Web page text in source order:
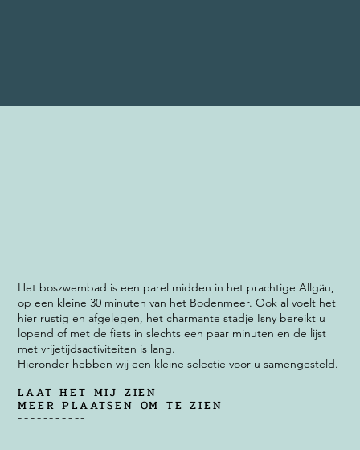
Het boszwembad is een parel midden in het prachtige Allgäu,
op een kleine 30 minuten van het Bodenmeer. Ook al voelt het
hier rustig en afgelegen, het charmante stadje Isny bereikt u
lopend of met de fiets in slechts een paar minuten en de lijst
met vrijetijdsactiviteiten is lang.
Hieronder hebben wij een kleine selectie voor u samengesteld.
LAAT HET MIJ ZIEN
MEER PLAATSEN OM TE ZIEN
-----------